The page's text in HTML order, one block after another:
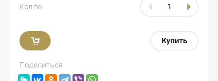
Кол-во
Купить
Поделиться